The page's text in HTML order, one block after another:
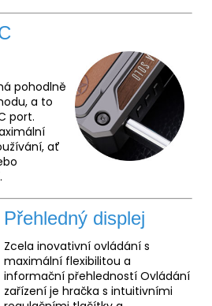
pohodlně
a to
port.
ať
Přehledný displej
Zcela inovativní ovládání s
maximální flexibilitou a
informační přehledností Ovládání
zařízení je hračka s intuitivními